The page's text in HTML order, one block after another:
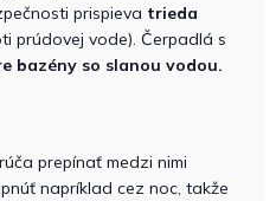
prispieva trieda
prúdovej vode). Čerpadlá s
bazény so slanou vodou.
prepínať medzi nimi
napríklad cez noc, takže